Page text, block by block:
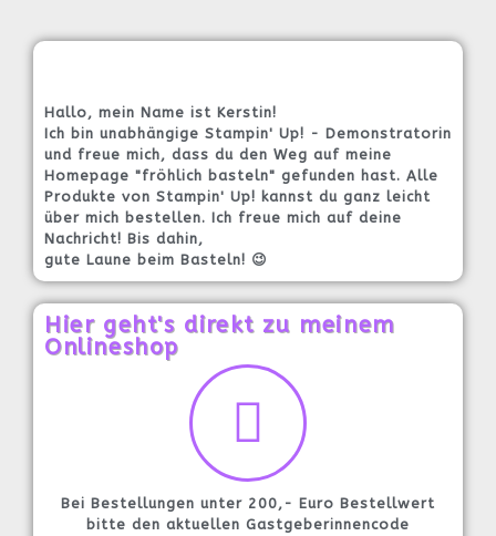
Hallo, mein Name ist Kerstin!
Ich bin unabhängige Stampin' Up! - Demonstratorin
und freue mich, dass du den Weg auf meine
Homepage "fröhlich basteln" gefunden hast. Alle
Produkte von Stampin' Up! kannst du ganz leicht
über mich bestellen. Ich freue mich auf deine
Nachricht! Bis dahin,
gute Laune beim Basteln! 😉
Hier geht's direkt zu meinem
Onlineshop
Bei Bestellungen unter 200,- Euro Bestellwert
bitte den aktuellen Gastgeberinnencode